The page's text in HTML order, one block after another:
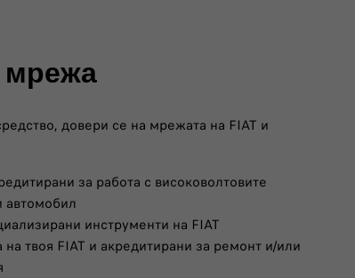
довери се на мрежата на FIAT и
за работа с високоволтовите
автомобил
инструменти на FIAT
твоя FIAT и акредитирани за ремонт и/или